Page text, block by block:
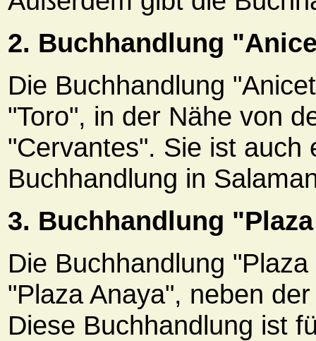
2. Buchhandlung
Die Buchhandlung
"Toro", in der Nähe von
"Cervantes". Sie ist auch
Buchhandlung in
3. Buchhandlung
Die Buchhandlung
"Plaza Anaya", neben
Diese Buchhandlung ist